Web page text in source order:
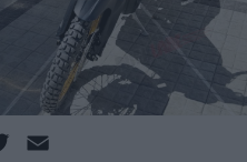
Twitter